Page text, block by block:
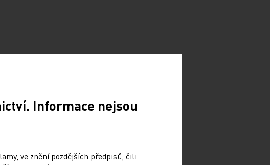
Informace nejsou
ve znění pozdějších předpisů, čili